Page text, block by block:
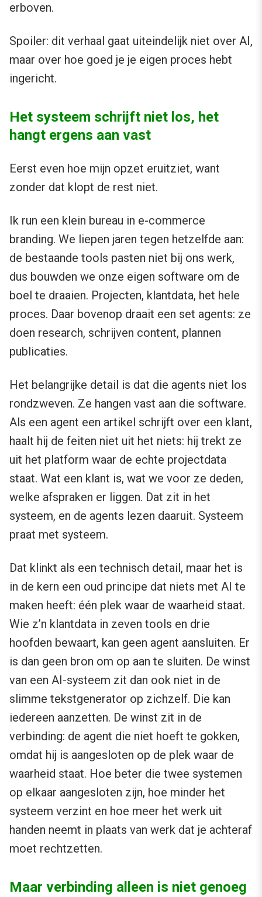
erboven.
Spoiler: dit verhaal gaat uiteindelijk niet over AI,
maar over hoe goed je je eigen proces hebt
ingericht.
Het systeem schrijft niet los, het
hangt ergens aan vast
Eerst even hoe mijn opzet eruitziet, want
zonder dat klopt de rest niet.
Ik run een klein bureau in e-commerce
branding. We liepen jaren tegen hetzelfde aan:
de bestaande tools pasten niet bij ons werk,
dus bouwden we onze eigen software om de
boel te draaien. Projecten, klantdata, het hele
proces. Daar bovenop draait een set agents: ze
doen research, schrijven content, plannen
publicaties.
Het belangrijke detail is dat die agents niet los
rondzweven. Ze hangen vast aan die software.
Als een agent een artikel schrijft over een klant,
haalt hij de feiten niet uit het niets: hij trekt ze
uit het platform waar de echte projectdata
staat. Wat een klant is, wat we voor ze deden,
welke afspraken er liggen. Dat zit in het
systeem, en de agents lezen daaruit. Systeem
praat met systeem.
Dat klinkt als een technisch detail, maar het is
in de kern een oud principe dat niets met AI te
maken heeft: één plek waar de waarheid staat.
Wie z’n klantdata in zeven tools en drie
hoofden bewaart, kan geen agent aansluiten. Er
is dan geen bron om op aan te sluiten. De winst
van een AI-systeem zit dan ook niet in de
slimme tekstgenerator op zichzelf. Die kan
iedereen aanzetten. De winst zit in de
verbinding: de agent die niet hoeft te gokken,
omdat hij is aangesloten op de plek waar de
waarheid staat. Hoe beter die twee systemen
op elkaar aangesloten zijn, hoe minder het
systeem verzint en hoe meer het werk uit
handen neemt in plaats van werk dat je achteraf
moet rechtzetten.
Maar verbinding alleen is niet genoeg